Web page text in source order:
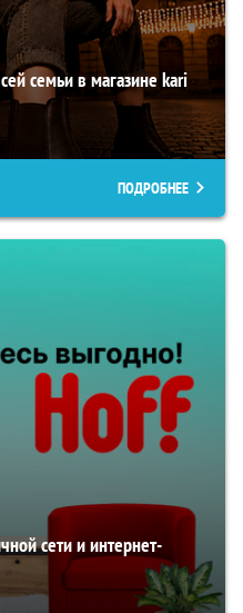
семьи в магазине kari
ПОДРОБНЕЕ
сети и интернет-